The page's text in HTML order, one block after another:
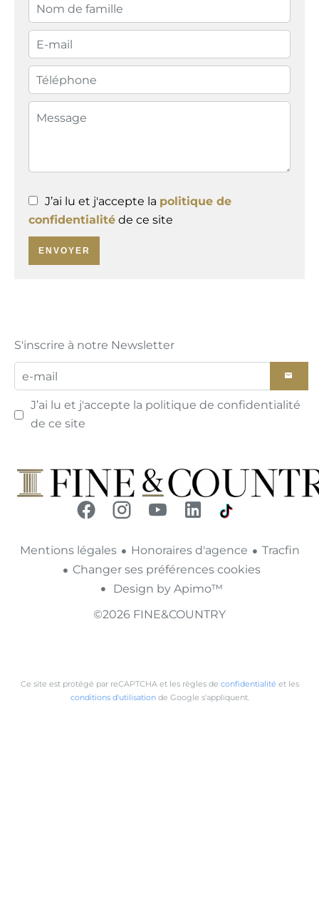
J’ai lu et j'accepte la politique de
confidentialité de ce site
ENVOYER
S'inscrire à notre Newsletter
J’ai lu et j'accepte la politique de confidentialité
de ce site
Mentions légales Honoraires d'agence
Tracfin
Changer ses préférences cookies
Design by Apimo™
©2026 FINE&COUNTRY
Ce site est protégé par reCAPTCHA et les règles de confidentialité et les
conditions d'utilisationde Google s'appliquent.